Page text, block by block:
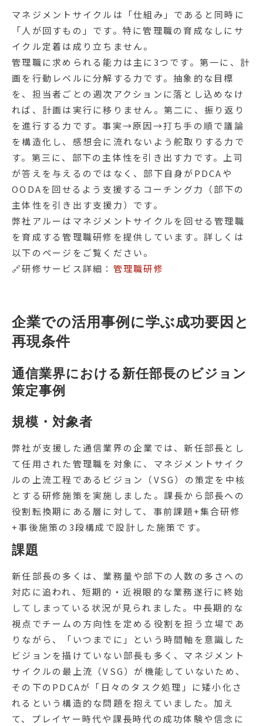
マネジメントサイクルは「仕組み」であると同時に
「人が回すもの」です。特に管理職の育成なしにサ
イクル定着は成り立ちません。
管理職に求められる能力は主に3つです。第一に、計
画を行動レベルに分解する力です。抽象的な目標
を、担当者ごとの週次アクションに落とし込めなけ
れば、計画は実行に移りません。第二に、振り返り
を進行する力です。事実→原因→打ち手の順で議論
を構造化し、感想会に流れないよう舵取りする力で
す。第三に、部下の主体性を引き出す力です。上司
が答えを与えるのではなく、部下自身がPDCAや
OODAを回せるよう支援するコーチング力（部下の
主体性を引き出す支援力）です。
弊社アルーはマネジメントサイクルを回せる管理職
を育成する管理職研修を提供しています。詳しくは
以下のページをご覧ください。
🔗研修サービス詳細： 管理職研修
企業での活用事例に学ぶ成功要因と
再現条件
通信業界における新任部長のビジョン
策定事例
規模・対象者
弊社が支援した通信業界の企業では、新任部長とし
て任用された管理職を対象に、マネジメントサイク
ルの上流工程であるビジョン（VSG）の策定を中核
とする研修施策を実施しました。課長から部長への
役割転換期にある層に対して、事前課題+集合研修
+事後施策の3段構成で設計した施策です。
課題
新任部長の多くは、業務量や部下の人数の多さへの
対応に追われ、短期的・近視眼的な業務遂行に終始
してしまっている状況が見られました。中長期的な
視点でチームの方向性を定める役割を担う立場であ
りながら、「いつまでに」という時間軸を意識した
ビジョンを描けていない部長も多く、マネジメント
サイクルの最上流（VSG）が機能していないため、
その下のPDCAが「日々のタスク処理」に矮小化さ
れるという構造的な問題を抱えていました。加え
て、プレイヤー時代や課長時代の成功体験や信念に